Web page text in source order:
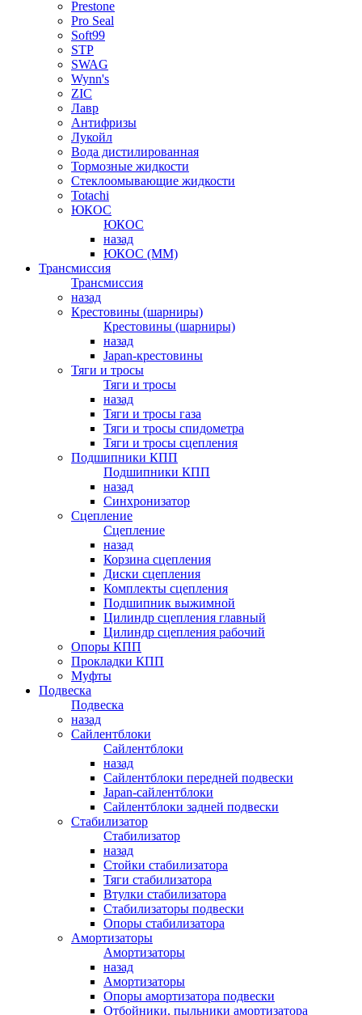
Prestone
Pro Seal
Soft99
STP
SWAG
Wynn's
ZIC
Лавр
Антифризы
Лукойл
Вода дистилированная
Тормозные жидкости
Стеклоомывающие жидкости
Totachi
ЮКОС
ЮКОС
назад
ЮКОС (ММ)
Трансмиссия
Трансмиссия
назад
Крестовины (шарниры)
Крестовины (шарниры)
назад
Japan-крестовины
Тяги и тросы
Тяги и тросы
назад
Тяги и тросы газа
Тяги и тросы спидометра
Тяги и тросы сцепления
Подшипники КПП
Подшипники КПП
назад
Синхронизатор
Сцепление
Сцепление
назад
Корзина сцепления
Диски сцепления
Комплекты сцепления
Подшипник выжимной
Цилиндр сцепления главный
Цилиндр сцепления рабочий
Опоры КПП
Прокладки КПП
Муфты
Подвеска
Подвеска
назад
Сайлентблоки
Сайлентблоки
назад
Сайлентблоки передней подвески
Japan-сайлентблоки
Сайлентблоки задней подвески
Стабилизатор
Стабилизатор
назад
Стойки стабилизатора
Тяги стабилизатора
Втулки стабилизатора
Стабилизаторы подвески
Опоры стабилизатора
Амортизаторы
Амортизаторы
назад
Амортизаторы
Опоры амортизатора подвески
Отбойники, пыльники амортизатора